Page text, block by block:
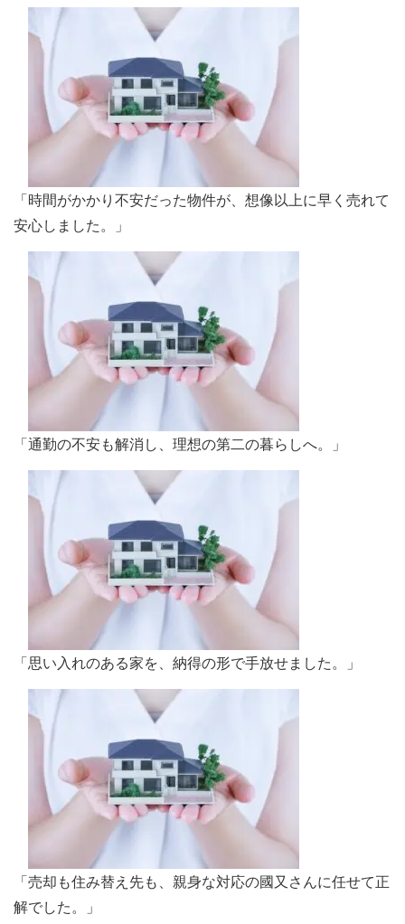
「時間がかかり不安だった物件が、想像以上に早く売れて
安心しました。」
「通勤の不安も解消し、理想の第二の暮らしへ。」
「思い入れのある家を、納得の形で手放せました。」
「売却も住み替え先も、親身な対応の國又さんに任せて正
解でした。」